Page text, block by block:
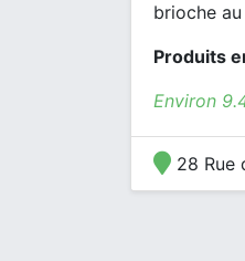
brioche
Produits
Environ
28 Rue